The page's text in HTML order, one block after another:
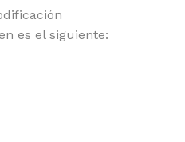
es el siguiente: